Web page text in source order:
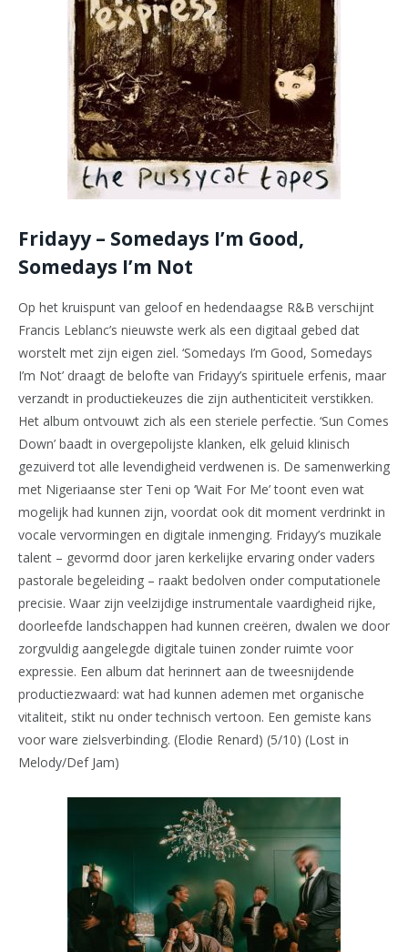
Fridayy – Somedays I’m Good,
Somedays I’m Not
Op het kruispunt van geloof en hedendaagse R&B verschijnt
Francis Leblanc’s nieuwste werk als een digitaal gebed dat
worstelt met zijn eigen ziel. ‘Somedays I’m Good, Somedays
I’m Not’ draagt de belofte van Fridayy’s spirituele erfenis, maar
verzandt in productiekeuzes die zijn authenticiteit verstikken.
Het album ontvouwt zich als een steriele perfectie. ‘Sun Comes
Down’ baadt in overgepolijste klanken, elk geluid klinisch
gezuiverd tot alle levendigheid verdwenen is. De samenwerking
met Nigeriaanse ster Teni op ‘Wait For Me’ toont even wat
mogelijk had kunnen zijn, voordat ook dit moment verdrinkt in
vocale vervormingen en digitale inmenging. Fridayy’s muzikale
talent – gevormd door jaren kerkelijke ervaring onder vaders
pastorale begeleiding – raakt bedolven onder computationele
precisie. Waar zijn veelzijdige instrumentale vaardigheid rijke,
doorleefde landschappen had kunnen creëren, dwalen we door
zorgvuldig aangelegde digitale tuinen zonder ruimte voor
expressie. Een album dat herinnert aan de tweesnijdende
productiezwaard: wat had kunnen ademen met organische
vitaliteit, stikt nu onder technisch vertoon. Een gemiste kans
voor ware zielsverbinding. (Elodie Renard) (5/10) (Lost in
Melody/Def Jam)